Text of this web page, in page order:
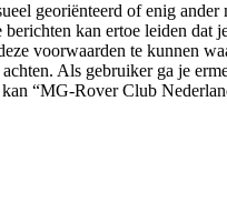
georiënteerd of enig
kan ertoe leiden
voorwaarden te kunnen
Als gebruiker ga je
“MG-Rover Club